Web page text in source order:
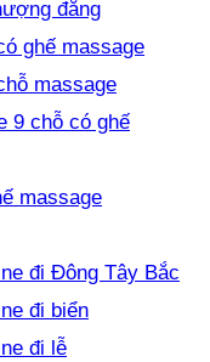
đẳng
ghế massage
massage
9 chỗ có ghế
massage
đi Đông Tây Bắc
đi biển
đi lễ